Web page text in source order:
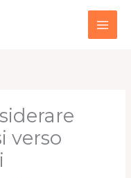
verso